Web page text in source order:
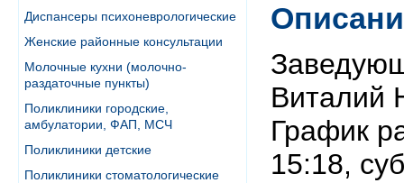
Диспансеры психоневрологические
Женские районные консультации
Молочные кухни (молочно-
раздаточные пункты)
Поликлиники городские,
амбулатории, ФАП, МСЧ
Поликлиники детские
Поликлиники стоматологические
Виталий
График
15:18,